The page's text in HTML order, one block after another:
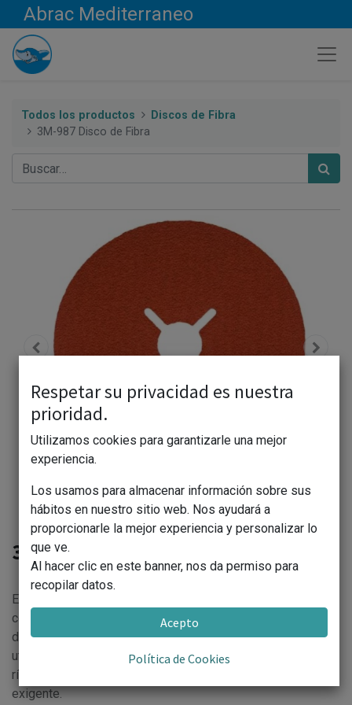
Abrac Mediterraneo
Todos los productos
Discos de Fibra
3M-987 Disco de Fibra
3M-987 Disco de Fibra
El disco de fibra 987C 3M™ Cubitron™ II brinda una tasa de
corte más elevada, más duración y más vida útil que otros
discos de fibra y discos de desbaste. Nuestros discos
utilizan grano PSG 3M combinado con soporte de fibra
rígida para mayor productividad en tareas de carga media a
exigente.
Respetar su privacidad es nuestra
prioridad.
Utilizamos cookies para garantizarle una mejor
experiencia.
Los usamos para almacenar información sobre sus
hábitos en nuestro sitio web. Nos ayudará a
proporcionarle la mejor experiencia y personalizar lo
que ve.
Al hacer clic en este banner, nos da permiso para
recopilar datos.
Acepto
Política de Cookies